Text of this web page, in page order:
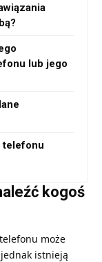
lub jego
telefonu
kogoś
może
istnieją